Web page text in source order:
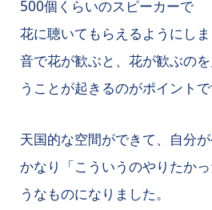
500個くらいのスピーカーで
花に聴いてもらえるようにしま
音で花が歓ぶと、花が歓ぶの
うことが起きるのがポイントで
天国的な空間ができて、自分
かなり「こういうのやりたか
うなものになりました。